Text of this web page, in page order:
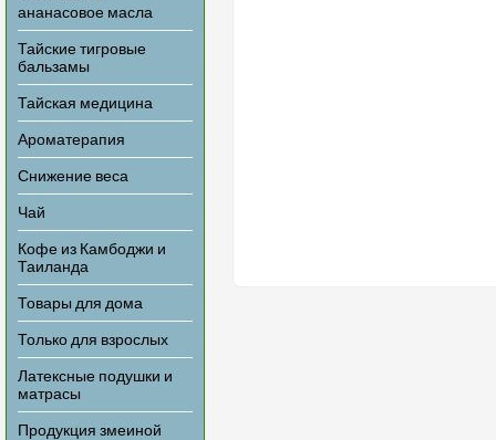
ананасовое масла
Тайские тигровые
бальзамы
Тайская медицина
Ароматерапия
Снижение веса
Чай
Кофе из Камбоджи и
Таиланда
Товары для дома
Только для взрослых
Латексные подушки и
матрасы
Продукция змеиной